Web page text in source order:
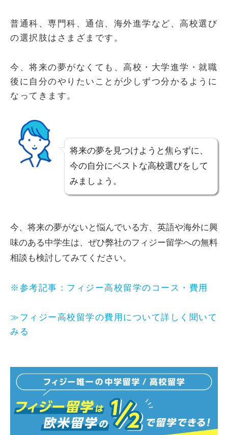
普通科、専門科、通信、海外進学など、高校選び
の選択肢はさまざまです。
今、将来の夢がなくても、高校・大学進学・就職
後に自分のやりたいことが少しずつ分かるように
なってきます。
将来の夢を見つけようと焦らずに、
今の自分にベストな高校選びをして
みましょう。
今、将来の夢がないと悩んでいる方、英語や海外に興
味のある中学生は、ぜひ弊社のフィジー留学への無料
相談も検討してみてください。
※参考記事：フィジー高校留学のコース・費用
≫フィジー高校留学の費用について詳しく聞いて
みる